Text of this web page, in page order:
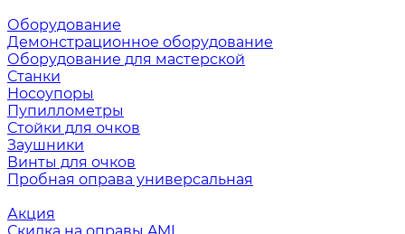
Оборудование
Демонстрационное оборудование
Оборудование для мастерской
Станки
Носоупоры
Пупиллометры
Стойки для очков
Заушники
Винты для очков
Пробная оправа универсальная
Акция